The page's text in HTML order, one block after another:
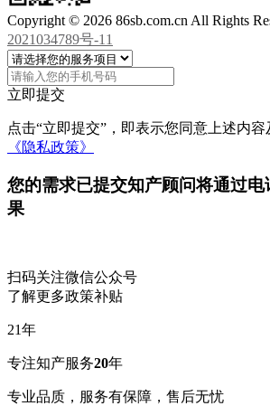
Copyright © 2026 86sb.com.cn All Rights
2021034789号-11
立即提交
点击“立即提交”，即表示您同意上述内容
《隐私政策》
您的需求已提交知产顾问将通过
果
扫码关注微信公众号
了解更多政策补贴
21年
专注知产服务20年
专业品质，服务有保障，售后无忧